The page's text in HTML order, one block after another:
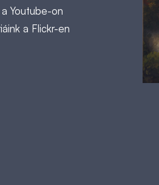
Youtube-on
a Flickr-en